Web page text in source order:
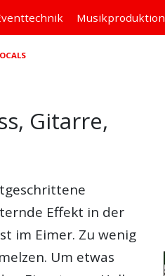
Musikproduktion
Gitarre,
Effekt in der
im Eimer. Zu wenig
Um etwas